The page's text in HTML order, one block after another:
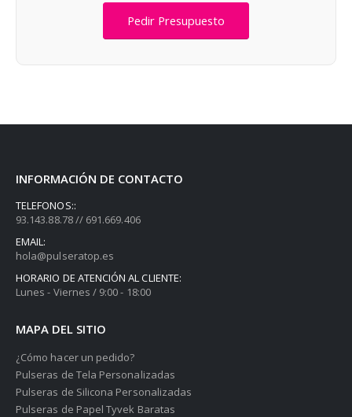
Pedir Presupuesto
INFORMACIÓN DE CONTACTO
TELEFONOS::
93.143.88.78 // 691.669.406
EMAIL:
hola@pulseratop.es
HORARIO DE ATENCIÓN AL CLIENTE:
Lunes - Viernes / 9:00 - 18:00
MAPA DEL SITIO
¿Cómo hacer un pedido?
Pulseras de Tela Personalizadas
Pulseras de Silicona Personalizadas
Pulseras de Papel Tyvek Baratas